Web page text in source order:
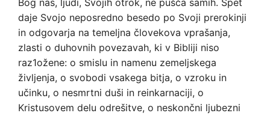
Bog nas, ljudi, Svojih otrok, ne pušča samih. Spet
daje Svojo neposredno besedo po Svoji prerokinji
in odgovarja na temeljna človekova vprašanja,
zlasti o duhovnih povezavah, ki v Bibliji niso
raz1ožene: o smislu in namenu zemeljskega
življenja, o svobodi vsakega bitja, o vzroku in
učinku, o nesmrtni duši in reinkarnaciji, o
Kristusovem delu odrešitve, o neskončni ljubezni